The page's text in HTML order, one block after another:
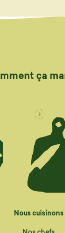
ça
Nous cuisinons